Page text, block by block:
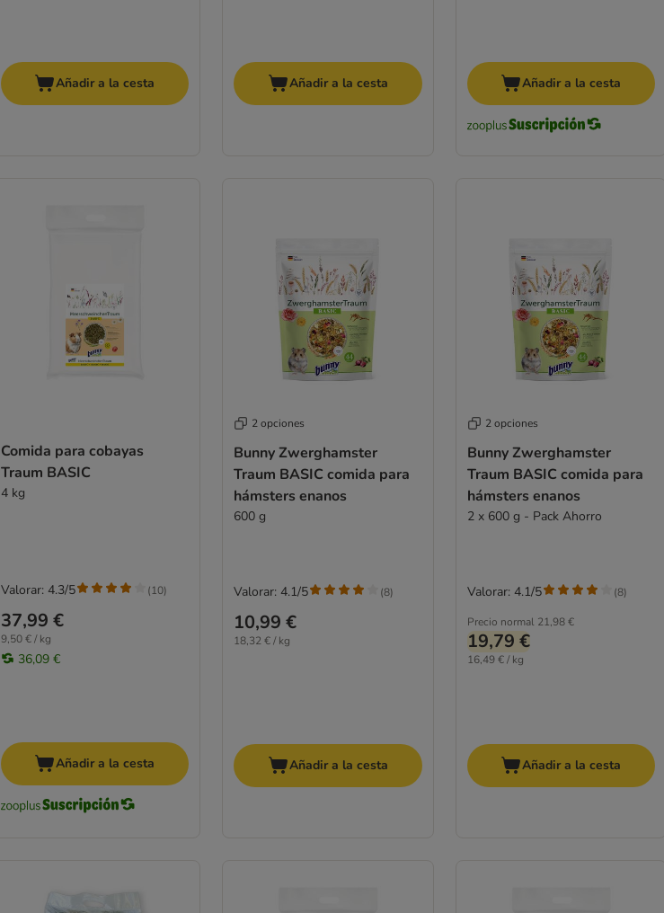
Añadir a la cesta Añadir a la cesta Añadir a la cesta
Comida para cobayas
Traum BASIC
4 kg
37,99 €
9,50 € / kg
36,09 €
Valorar: 4.3/5 (10)
Añadir a la cesta
2 opciones
Bunny Zwerghamster
Traum BASIC comida para
hámsters enanos
600 g
10,99 €
18,32 € / kg
Valorar: 4.1/5 (8)
Añadir a la cesta
2 opciones
Bunny Zwerghamster
Traum BASIC comida para
hámsters enanos
2 x 600 g - Pack Ahorro
Precio normal 21,98 €
19,79 €
16,49 € / kg
Valorar: 4.1/5 (8)
Añadir a la cesta